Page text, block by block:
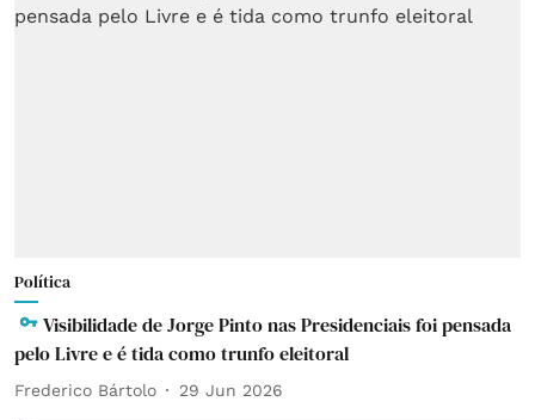
Política
Visibilidade de Jorge Pinto nas Presidenciais foi pensada
pelo Livre e é tida como trunfo eleitoral
Frederico Bártolo 29 Jun 2026